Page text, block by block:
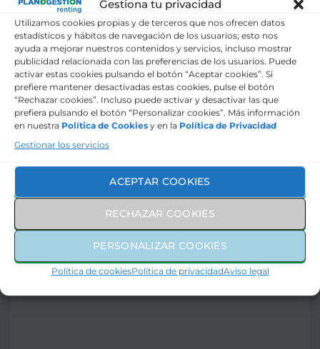
Gestiona tu privacidad
Utilizamos cookies propias y de terceros que nos ofrecen datos
estadísticos y hábitos de navegación de los usuarios; esto nos
ayuda a mejorar nuestros contenidos y servicios, incluso mostrar
publicidad relacionada con las preferencias de los usuarios. Puede
activar estas cookies pulsando el botón “Aceptar cookies”. Si
prefiere mantener desactivadas estas cookies, pulse el botón
“Rechazar cookies”. Incluso puede activar y desactivar las que
prefiera pulsando el botón “Personalizar cookies”. Más información
en nuestra Política de Cookies y en la Política de Privacidad
Gestionar los servicios
ACEPTAR COOKIES
RECHAZAR COOKIES
PERSONALIZAR COOKIES
Política de cookiesPolítica de privacidadAviso legal
Nombre y Apellidos (*):
Correo Electrónico (*):
Teléfono de contacto (*):
Qué tipo de cliente eres? (*):
Mensaje (*):